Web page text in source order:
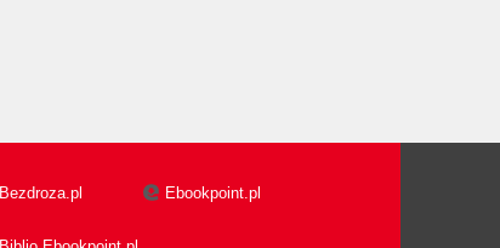
Bezdroza.pl Ebookpoint.pl